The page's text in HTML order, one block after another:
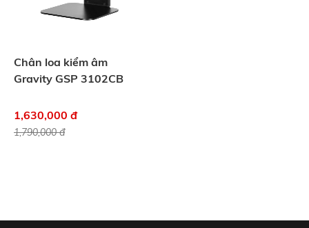
Chân loa kiểm âm
Gravity GSP 3102CB
1,630,000 đ
1,790,000 đ